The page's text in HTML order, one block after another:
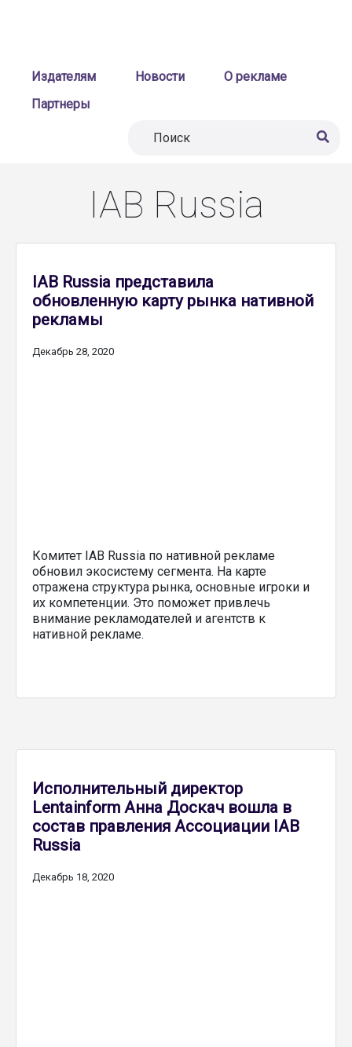
Издателям Новости
О рекламе
Партнеры
IAB Russia
IAB Russia представила
обновленную карту рынка нативной
рекламы
Декабрь 28, 2020
Комитет IAB Russia по нативной рекламе
обновил экосистему сегмента. На карте
отражена структура рынка, основные игроки и
их компетенции. Это поможет привлечь
внимание рекламодателей и агентств к
нативной рекламе.
Исполнительный директор
Lentainform Анна Доскач вошла в
состав правления Ассоциации IAB
Russia
Декабрь 18, 2020